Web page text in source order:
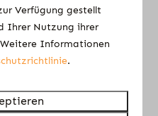
Verfügung gestellt
Ihrer Nutzung ihrer
Informationen
.